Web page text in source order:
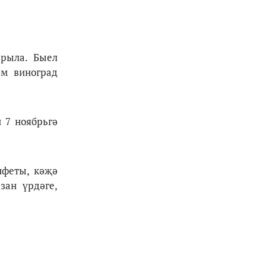
Быел
виноград
ноябрьгә
кәҗә
үрдәге,